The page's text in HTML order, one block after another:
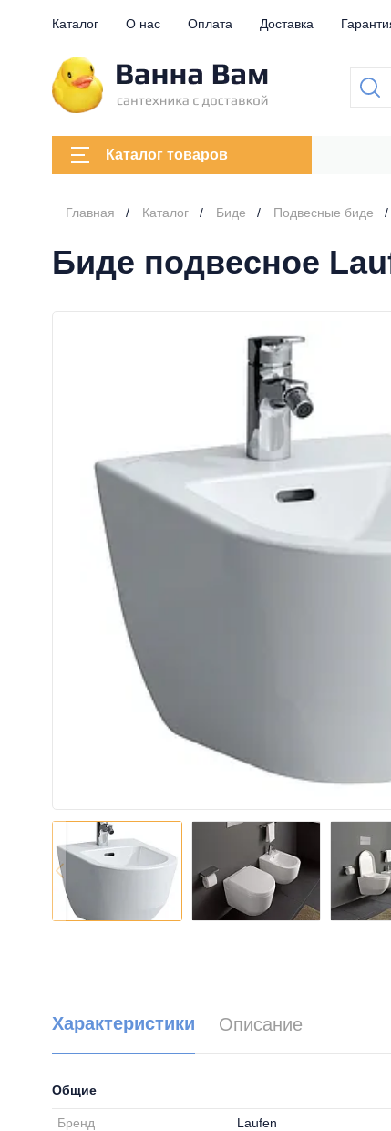
Каталог О нас Оплата Доставка
Каталог товаров
Главная Каталог Биде Подвесные биде
Биде подвесное
Характеристики Описание
Общие
Бренд Laufen